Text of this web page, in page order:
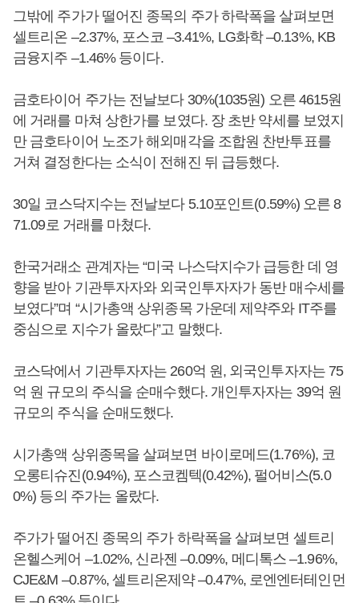
그밖에 주가가 떨어진 종목의 주가 하락폭을 살펴보면
셀트리온 –2.37%, 포스코 –3.41%, LG화학 –0.13%, KB
금융지주 –1.46% 등이다.
금호타이어 주가는 전날보다 30%(1035원) 오른 4615원
에 거래를 마쳐 상한가를 보였다. 장 초반 약세를 보였지
만 금호타이어 노조가 해외매각을 조합원 찬반투표를
거쳐 결정한다는 소식이 전해진 뒤 급등했다.
30일 코스닥지수는 전날보다 5.10포인트(0.59%) 오른 8
71.09로 거래를 마쳤다.
한국거래소 관계자는 “미국 나스닥지수가 급등한 데 영
향을 받아 기관투자자와 외국인투자자가 동반 매수세를
보였다”며 “시가총액 상위종목 가운데 제약주와 IT주를
중심으로 지수가 올랐다”고 말했다.
코스닥에서 기관투자자는 260억 원, 외국인투자자는 75
억 원 규모의 주식을 순매수했다. 개인투자자는 39억 원
규모의 주식을 순매도했다.
시가총액 상위종목을 살펴보면 바이로메드(1.76%), 코
오롱티슈진(0.94%), 포스코켐텍(0.42%), 펄어비스(5.0
0%) 등의 주가는 올랐다.
주가가 떨어진 종목의 주가 하락폭을 살펴보면 셀트리
온헬스케어 –1.02%, 신라젠 –0.09%, 메디톡스 –1.96%,
CJE&M –0.87%, 셀트리온제약 –0.47%, 로엔엔터테인먼